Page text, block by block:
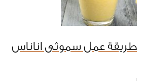
طريقة عمل سموثى اناناس